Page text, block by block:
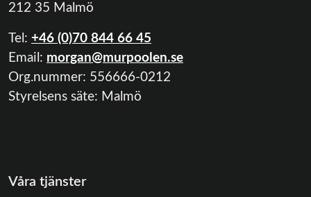
212 35 Malmö
Tel: +46 (0)70 844 66 45
Email: morgan@murpoolen.se
Org.nummer: 556666-0212
Styrelsens säte: Malmö
Våra tjänster